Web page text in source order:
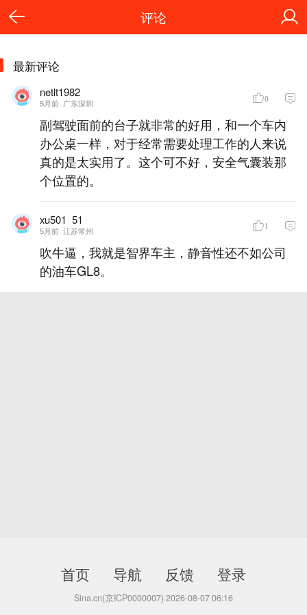
评论
最新评论
netlt1982
5月前 广东深圳 0
副驾驶面前的台子就非常的好用，和一个车内
办公桌一样，对于经常需要处理工作的人来说
真的是太实用了。这个可不好，安全气囊装那
个位置的。
xu501_51
5月前 江苏常州 1
吹牛逼，我就是智界车主，静音性还不如公司
的油车GL8。
首页 导航 反馈 登录
Sina.cn(京ICP0000007) 2026-08-07 06:16